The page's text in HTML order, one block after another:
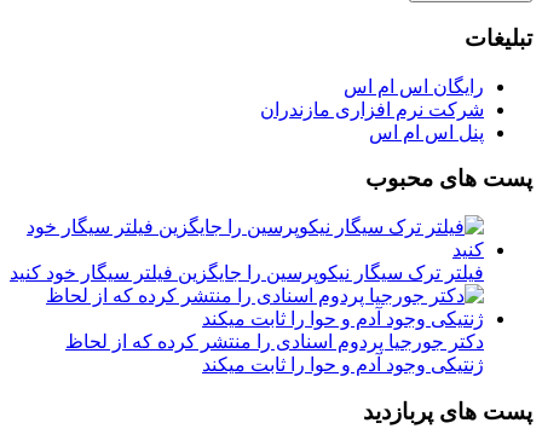
تبلیغات
رایگان اس ام اس
شرکت نرم افزاری مازندران
پنل اس ام اس
پست های محبوب
فیلتر ترک سیگار نیکوپرسین را جایگزین فیلتر سیگار خود کنید
دکتر جورجیا پردوم اسنادی را منتشر کرده که از لحاظ
ژنتیکی وجود آدم و حوا را ثابت میکند
پست های پربازدید